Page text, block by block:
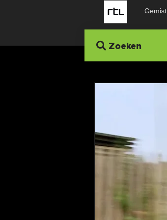
Gemist
Zoeken